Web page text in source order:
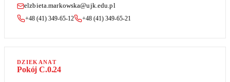
elzbieta.markowska@ujk.edu.pl
+48 (41) 349-65-12
+48 (41) 349-65-21
DZIEKANAT
Pokój C.0.24